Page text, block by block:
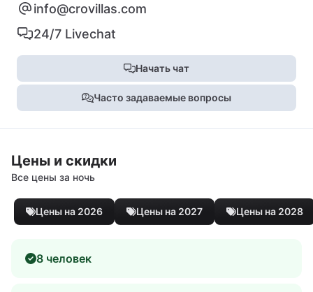
info@crovillas.com
24/7 Livechat
Начать чат
Часто задаваемые вопросы
Цены и скидки
Все цены за ночь
Цены на 2026 Цены на 2027 Цены на 2028
8 человек